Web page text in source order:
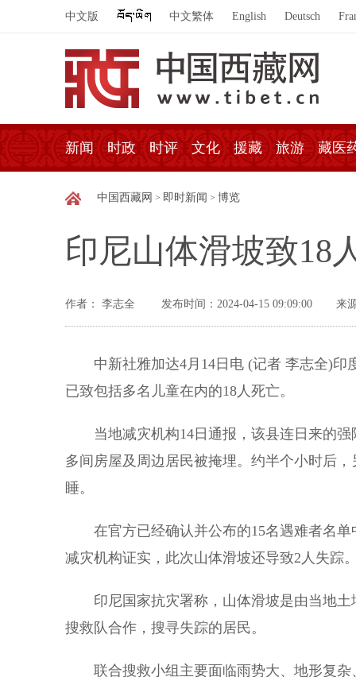
中文版 中文繁体 English Deutsch
新闻 时政 时评 文化 援藏 旅游 藏医
中国西藏网 > 即时新闻 > 博览
印尼山体滑坡致18
作者： 李志全 发布时间：2024-04-15 09:09:00 来
中新社雅加达4月14日电 (记者 李志全)印
已致包括多名儿童在内的18人死亡。
当地减灾机构14日通报，该县连日来的强
多间房屋及周边居民被掩埋。约半个小时后
睡。
在官方已经确认并公布的15名遇难者名单
减灾机构证实，此次山体滑坡还导致2人失踪
印尼国家抗灾署称，山体滑坡是由当地土
搜救队合作，搜寻失踪的居民。
联合搜救小组主要面临雨势大、地形复杂